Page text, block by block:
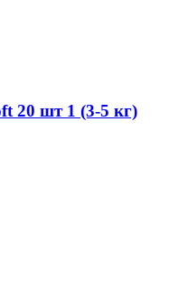
20 шт 1 (3-5 кг)